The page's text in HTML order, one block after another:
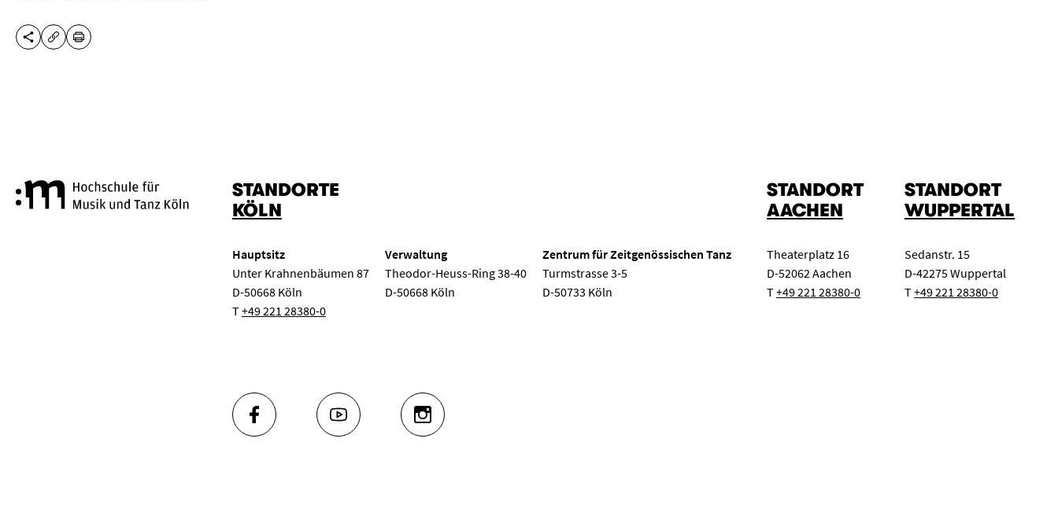
DIESE SEITE TEILEN
URL KOPIEREN
DRUCKEN
Hochschule für Musik und Tanz Köln
STANDORTE
KÖLN
Hauptsitz
Unter Krahnenbäumen 87
D-50668 Köln
T+49 221 28380-0
Verwaltung
Theodor-Heuss-Ring 38-40
D-50668 Köln
Zentrum für Zeitgenössischen Tanz
Turmstrasse 3-5
D-50733 Köln
STANDORT
AACHEN
Theaterplatz 16
D-52062 Aachen
T+49 221 28380-0
STANDORT
WUPPERTAL
Sedanstr. 15
D-42275 Wuppertal
T+49 221 28380-0
FACEBOOK YOUTUBE INSTAGRAM